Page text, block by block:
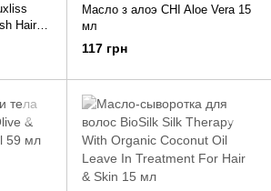
Hair
Масло з алоэ CHI Aloe Vera 15
мл
117 грн